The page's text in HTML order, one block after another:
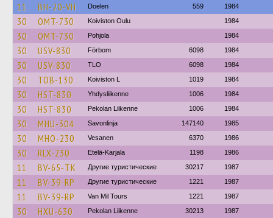
11 BH-20-VH Doelen 559 1984
30 OMT-730 Koiviston Oulu 1984
30 OMT-730 Pohjola 1984
30 USV-830 Förbom 6098 1984
30 USV-830 TLO 6098 1984
30 TOB-130 Koiviston L 1019 1984
30 HST-830 Yhdysliikenne 1006 1984
30 HST-830 Pekolan Liikenne 1006 1984
30 MHU-304 Savonlinja 147140 1985
30 MHO-230 Vesanen 6370 1986
30 RLX-230 Etelä-Karjala 1198 1986
11 BV-65-TK Другие туристические 30217 1987
11 BV-39-RP Другие туристические 1221 1987
11 BV-39-RP Van Mil Tours 1221 1987
30 HXU-630 Pekolan Liikenne 30213 1987